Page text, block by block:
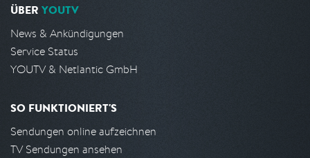
ÜBER YOUTV
News & Ankündigungen
Service Status
YOUTV & Netlantic GmbH
SO FUNKTIONIERT'S
Sendungen online aufzeichnen
TV Sendungen ansehen